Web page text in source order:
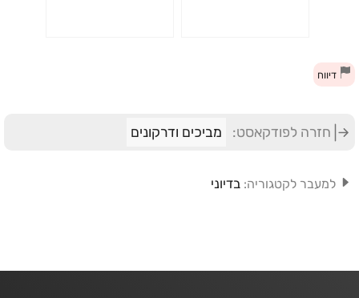
דיווח
חזרה לפודקאסט: מביכים ודרקונים
למעבר לקטגוריה: בדיוני